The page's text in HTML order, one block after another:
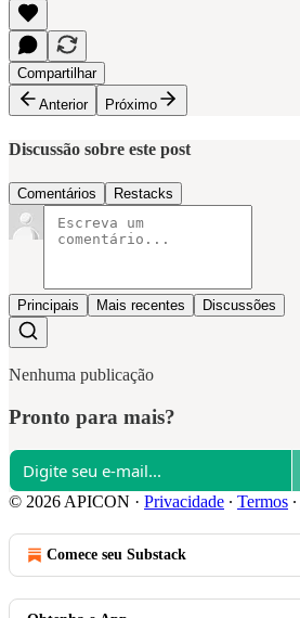
Compartilhar
Anterior
Próximo
Discussão sobre este post
Comentários Restacks
Principais Mais recentes Discussões
Nenhuma publicação
Pronto para mais?
© 2026 APICON · Privacidade ∙ Termos ∙
Comece seu Substack